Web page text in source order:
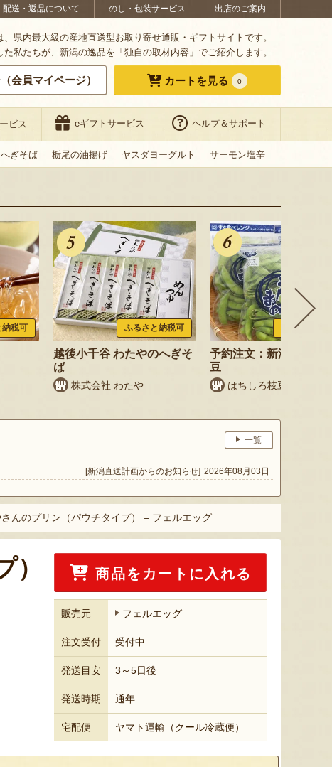
配送・返品について のし・包装サービス 出店のご案内
、県内最大級の産地直送型お取り寄せ通販・ギフトサイトです。
た私たちが、新潟の逸品を「独自の取材内容」でご紹介します。
会員マイページ） カートを見る 0
ビス eギフトサービス ヘルプ＆サポート
へぎそば 栃尾の油揚げ ヤスダヨーグルト サーモン塩辛
納税可 ふるさと納税可
越後小千谷 わたやのへぎそ
ば
株式会社 わたや
ふるさと納
予約注文：新潟産 枝豆
豆
はちしろ枝豆農園
一覧
[新潟直送計画からのお知らせ] 2026年08月03日
んのプリン（パウチタイプ） – フェルエッグ
商品をカートに入れる
販売元 フェルエッグ
注文受付 受付中
発送目安 3～5日後
発送時期 通年
宅配便 ヤマト運輸（クール冷蔵便）